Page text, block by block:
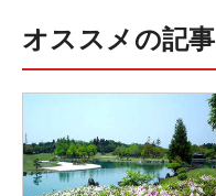
オススメの記事